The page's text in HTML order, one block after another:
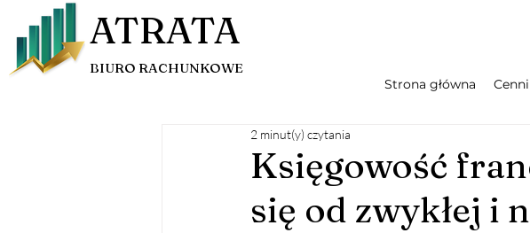
ATRATA
BIURO RACHUNKOWE
Strona główna
Księgowość
się od zwykłej i
2 minut(y) czytania